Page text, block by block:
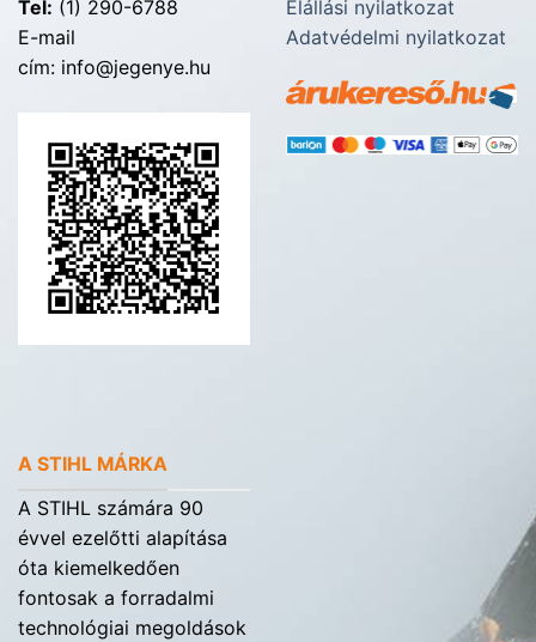
Tel: (1) 290-6788
E-mail
cím: info@jegenye.hu
Elállási nyilatkozat
Adatvédelmi nyilatkozat
A STIHL MÁRKA
A STIHL számára 90
évvel ezelőtti alapítása
óta kiemelkedően
fontosak a forradalmi
technológiai megoldások